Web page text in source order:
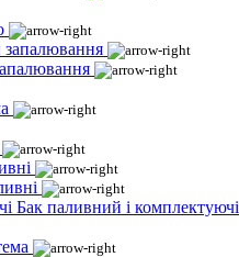
запалювання
Бак паливний і комплектуючі